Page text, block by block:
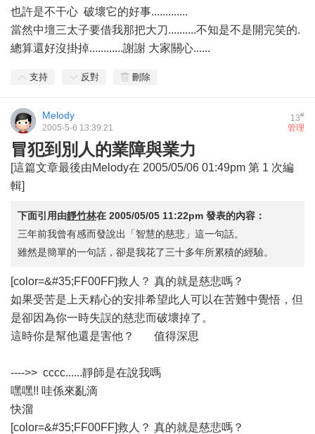
也許是不干心 破壞它的好事.............
當然中壇三太子要借我那把大刀..........不知是不是開完笑的.
總算還好沒掛掉............謝謝 大家關心......
支持 反對 刪除
13#
Melody
管理
2005-5-6 13:39:21
冒犯到別人的業障與業力
[這篇文章最後由Melody在 2005/05/06 01:49pm 第 1 次編
輯]
下面引用由靜竹林在 2005/05/05 11:22pm 發表的內容：
三年前我曾有感而發說出「智慧的慈悲」這一句話。
雖然是簡單的一句話，卻是我花了三十多年所累積的經驗。
[color=&#35;FF00FF]救人？ 真的就是慈悲嗎？
如果受苦是上天精心的安排希望此人可以在苦難中覺悟，但
是卻因為你一時失誤的慈悲而破壞掉了。
這時你是幫他還是害他？ 值得深思
---->> cccc......靜師是在說我嗎
嘿嘿!! 哇係來亂滴
快溜
[color=&#35;FF00FF]救人？ 真的就是慈悲嗎？